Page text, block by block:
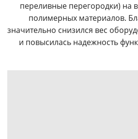
переливные перегородки) на
полимерных материалов.
значительно снизился вес
и повысилась надежность